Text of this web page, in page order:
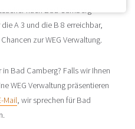
nach Bad Camberg
A 3 und die B 8 erreichbar,
zur WEG Verwaltung.
in Bad Camberg? Falls wir Ihnen
WEG Verwaltung präsentieren
Mail, wir sprechen für Bad